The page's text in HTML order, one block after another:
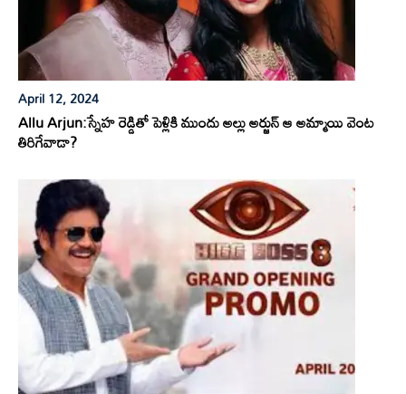
April 12, 2024
Allu Arjun:స్నేహ రెడ్డితో పెళ్లికి ముందు అల్లు అర్జున్ ఆ అమ్మాయి వెంట
తిరిగేవాడా?